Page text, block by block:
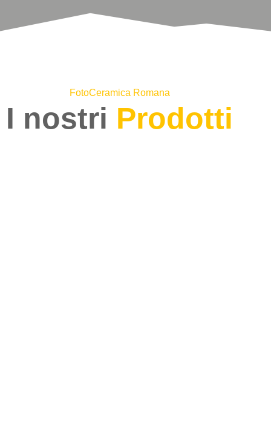
FotoCeramica Romana
I nostri Prodotti